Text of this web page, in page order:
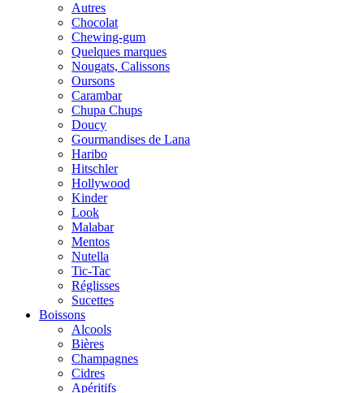
Autres
Chocolat
Chewing-gum
Quelques marques
Nougats, Calissons
Oursons
Carambar
Chupa Chups
Doucy
Gourmandises de Lana
Haribo
Hitschler
Hollywood
Kinder
Look
Malabar
Mentos
Nutella
Tic-Tac
Réglisses
Sucettes
Boissons
Alcools
Bières
Champagnes
Cidres
Apéritifs